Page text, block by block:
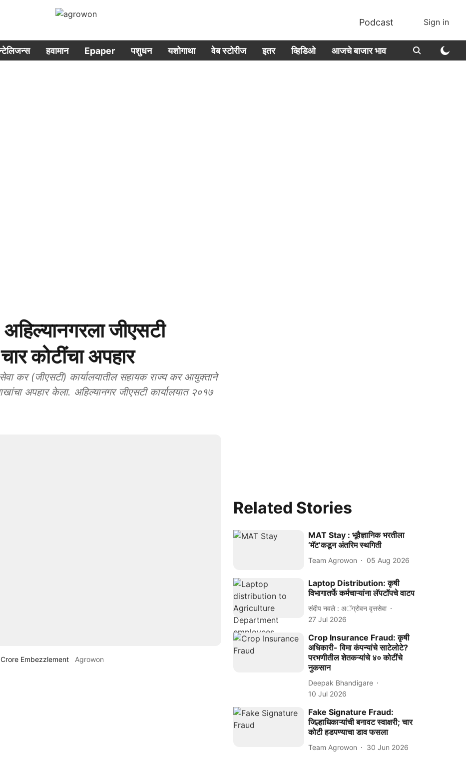
Podcast Sign in
हवामान Epaper पशुधन यशोगाथा वेब स्टोरीज इतर व्हिडिओ आजचे बाजार भाव
जीएसटी
कोटींचा अपहार
(जीएसटी) कार्यालयातील सहायक राज्य कर आयुक्ताने
अपहार केला. अहिल्यानगर जीएसटी कार्यालयात २०१७
Embezzlement Agrowon
Related Stories
MAT Stay : भूवैज्ञानिक भरतीला
‘मॅट’कडून अंतरिम स्थगिती
Team Agrowon 05 Aug 2026
Laptop Distribution: कृषी
विभागातर्फे कर्मचाऱ्यांना लॅपटॉपचे वाटप
संदीप नवले : अॅग्रोवन वृत्तसेवा
27 Jul 2026
Crop Insurance Fraud: कृषी
अधिकारी- विमा कंपन्यांचे साटेलोटे?
परभणीतील शेतकऱ्यांचे ४० कोटींचे
नुकसान
Deepak Bhandigare
10 Jul 2026
Fake Signature Fraud:
जिल्हाधिकाऱ्यांची बनावट स्वाक्षरी; चार
कोटी हडपण्याचा डाव फसला
Team Agrowon 30 Jun 2026